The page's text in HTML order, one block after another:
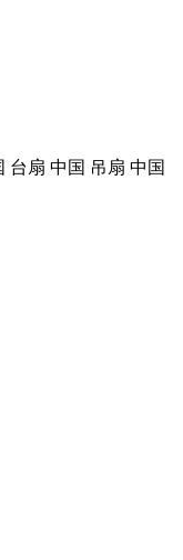
台扇 中国 吊扇 中国